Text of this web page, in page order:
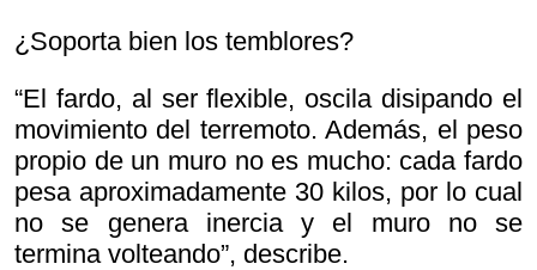
¿Soporta bien los temblores?
“El fardo, al ser flexible, oscila disipando el
movimiento del terremoto. Además, el peso
propio de un muro no es mucho: cada fardo
pesa aproximadamente 30 kilos, por lo cual
no se genera inercia y el muro no se
termina volteando”, describe.